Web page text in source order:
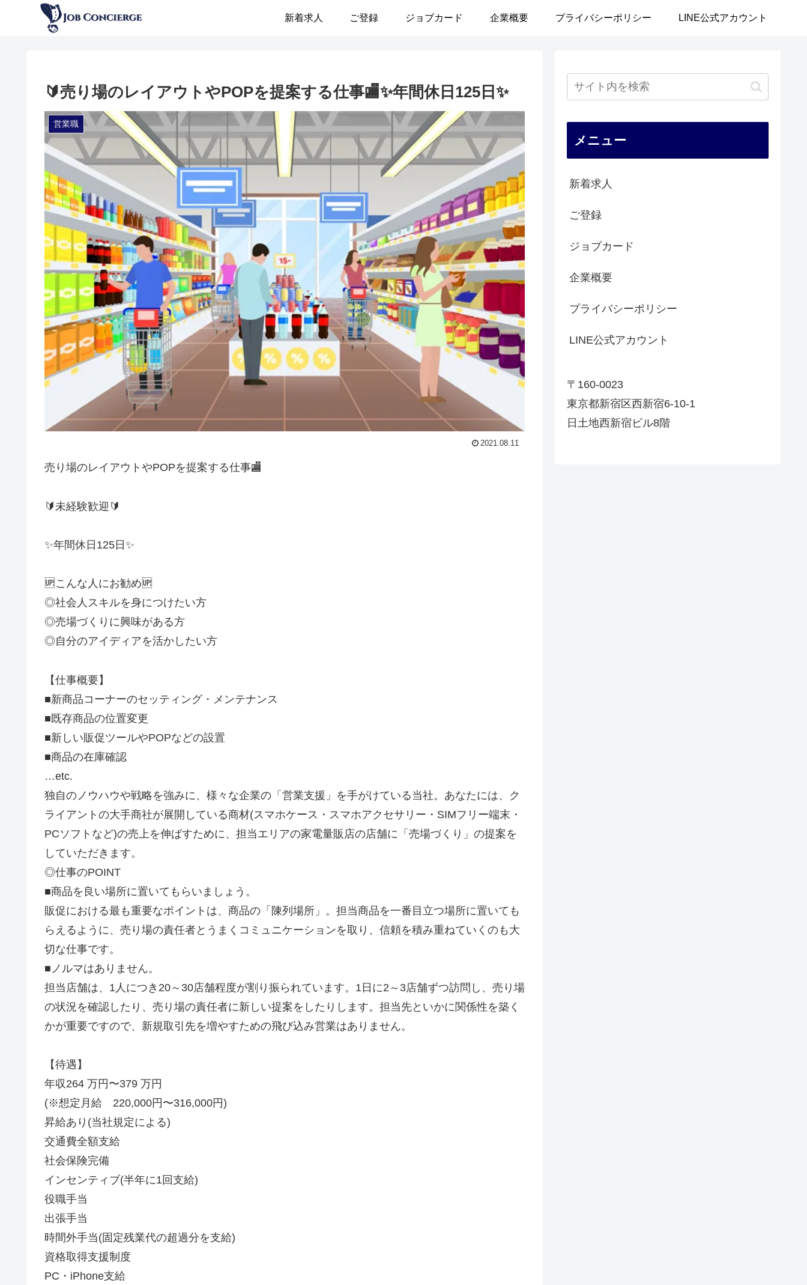
新着求人 ご登録 ジョブカード 企業概要 プライバシーポリシー LINE公式アカウント
🔰売り場のレイアウトやPOPを提案する仕事🏬✨年間休日125日✨
営業職
2021.08.11
売り場のレイアウトやPOPを提案する仕事🏬
🔰未経験歓迎🔰
✨年間休日125日✨
🆙こんな人にお勧め🆙
◎社会人スキルを身につけたい方
◎売場づくりに興味がある方
◎自分のアイディアを活かしたい方
【仕事概要】
■新商品コーナーのセッティング・メンテナンス
■既存商品の位置変更
■新しい販促ツールやPOPなどの設置
■商品の在庫確認
…etc.
独自のノウハウや戦略を強みに、様々な企業の「営業支援」を手がけている当社。あなたには、ク
ライアントの大手商社が展開している商材(スマホケース・スマホアクセサリー・SIMフリー端末・
PCソフトなど)の売上を伸ばすために、担当エリアの家電量販店の店舗に「売場づくり」の提案を
していただきます。
◎仕事のPOINT
■商品を良い場所に置いてもらいましょう。
販促における最も重要なポイントは、商品の「陳列場所」。担当商品を一番目立つ場所に置いても
らえるように、売り場の責任者とうまくコミュニケーションを取り、信頼を積み重ねていくのも大
切な仕事です。
■ノルマはありません。
担当店舗は、1人につき20～30店舗程度が割り振られています。1日に2～3店舗ずつ訪問し、売り場
の状況を確認したり、売り場の責任者に新しい提案をしたりします。担当先といかに関係性を築く
かが重要ですので、新規取引先を増やすための飛び込み営業はありません。
【待遇】
年収264 万円〜379 万円
(※想定月給 220,000円〜316,000円)
昇給あり(当社規定による)
交通費全額支給
社会保険完備
インセンティブ(半年に1回支給)
役職手当
出張手当
時間外手当(固定残業代の超過分を支給)
資格取得支援制度
PC・iPhone支給
メニュー
新着求人
ご登録
ジョブカード
企業概要
プライバシーポリシー
LINE公式アカウント
〒160-0023
東京都新宿区西新宿6-10-1
日土地西新宿ビル8階